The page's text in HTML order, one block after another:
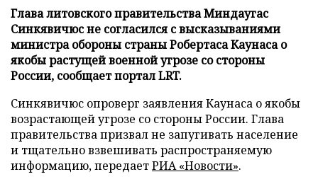
Глава литовского правительства Миндаугас
Синкявичюс не согласился с высказываниями
министра обороны страны Робертаса Каунаса о
якобы растущей военной угрозе со стороны
России, сообщает портал LRT.
Синкявичюс опроверг заявления Каунаса о якобы
возрастающей угрозе со стороны России. Глава
правительства призвал не запугивать население
и тщательно взвешивать распространяемую
информацию, передаетРИА «Новости».